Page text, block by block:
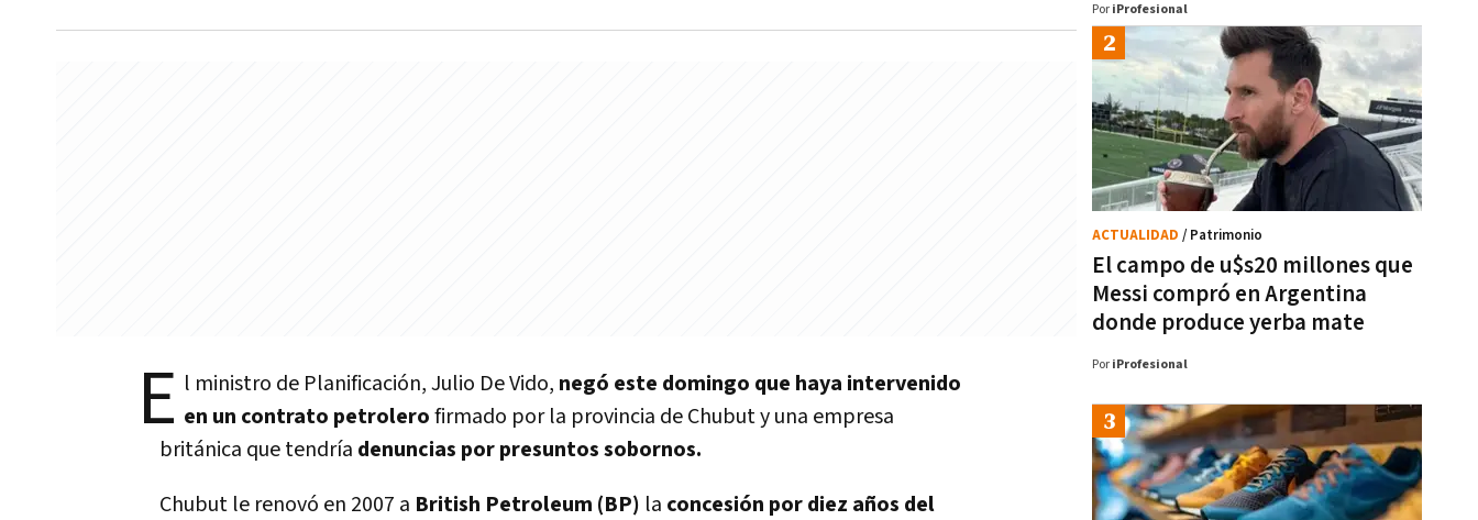
E l ministro de Planificación, Julio De Vido, negó este domingo que haya intervenido
en un contrato petrolerofirmado por la provincia de Chubut y una empresa
británica que tendría denuncias por presuntos sobornos.
Chubut le renovó en 2007 a British Petroleum (BP) la concesión por diez años del
Por iProfesional
El campo de u$s20 millones que
Messi compró en Argentina
donde produce yerba mate
ACTUALIDAD / Patrimonio
Por iProfesional